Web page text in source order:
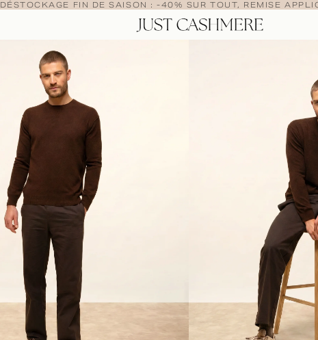
DÉSTOCKAGE FIN DE SAISON : -40% SUR TOUT, REMISE